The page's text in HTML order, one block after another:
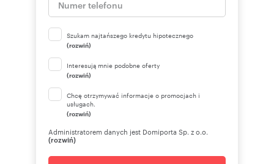
Szukam najtańszego kredytu hipotecznego
(rozwiń)
Interesują mnie podobne oferty
(rozwiń)
Chcę otrzymywać informacje o promocjach i
usługach.
(rozwiń)
Administratorem danych jest Domiporta Sp. z o.o.
(rozwiń)